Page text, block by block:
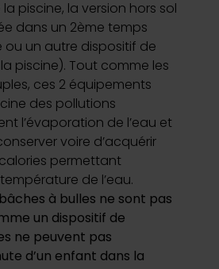
piscine, la version hors sol
dans un 2ème temps
ou un autre dispositif de
piscine). Tout comme les
ces 2 équipements
des pollutions
l’évaporation de l’eau et
voire d’acquérir
permettant
de l’eau.
à bulles ne sont pas
un dispositif de
ne peuvent pas
d’un enfant dans la